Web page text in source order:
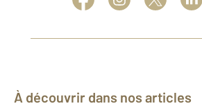
À découvrir dans nos articles